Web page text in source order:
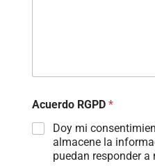
Acuerdo RGPD *
Doy mi
almacene la
puedan responder a